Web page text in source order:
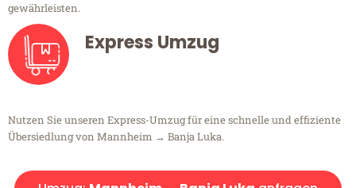
gewährleisten.
Express Umzug
Nutzen Sie unseren Express-Umzug für eine schnelle und effiziente
Übersiedlung von Mannheim → Banja Luka.